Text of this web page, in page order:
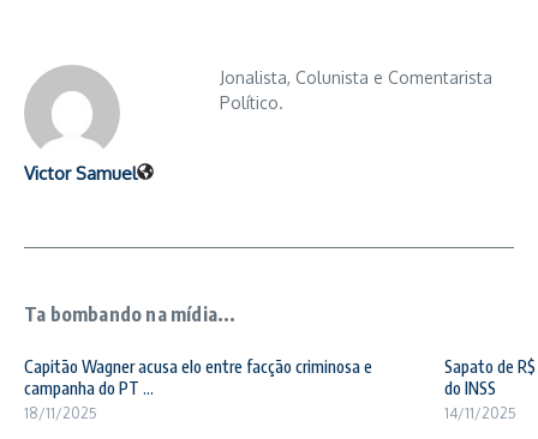
Victor Samuel
Jonalista, Colunista e Comentarista
Político.
Ta bombando na mídia...
Capitão Wagner acusa elo entre facção criminosa e
campanha do PT ...
18/11/2025
Sapato de
do INSS
14/11/2025